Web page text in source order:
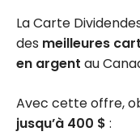
La Carte
des meilleures
en argent au
Avec cette offre,
jusqu’à 400 $ :